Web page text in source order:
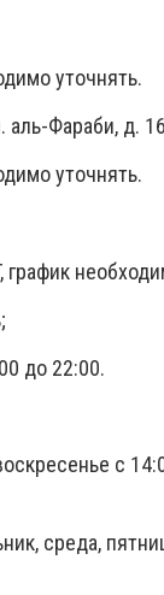
уточнять.
аль-Фараби, д.
уточнять.
до 22:00.
с
среда,